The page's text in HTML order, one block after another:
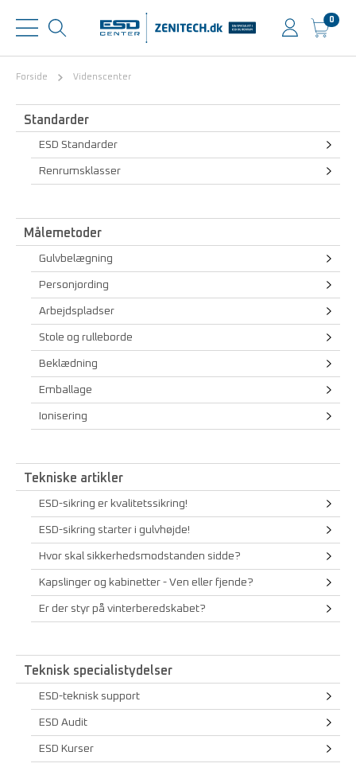
0
Forside Videnscenter
Standarder
ESD Standarder
Renrumsklasser
Målemetoder
Gulvbelægning
Personjording
Arbejdspladser
Stole og rulleborde
Beklædning
Emballage
Ionisering
Tekniske artikler
ESD-sikring er kvalitetssikring!
ESD-sikring starter i gulvhøjde!
Hvor skal sikkerhedsmodstanden sidde?
Kapslinger og kabinetter - Ven eller fjende?
Er der styr på vinterberedskabet?
Teknisk specialistydelser
ESD-teknisk support
ESD Audit
ESD Kurser